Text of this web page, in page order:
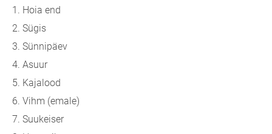
1. Hoia end
2. Sügis
3. Sünnipäev
4. Asuur
5. Kajalood
6. Vihm (emale)
7. Suukeiser